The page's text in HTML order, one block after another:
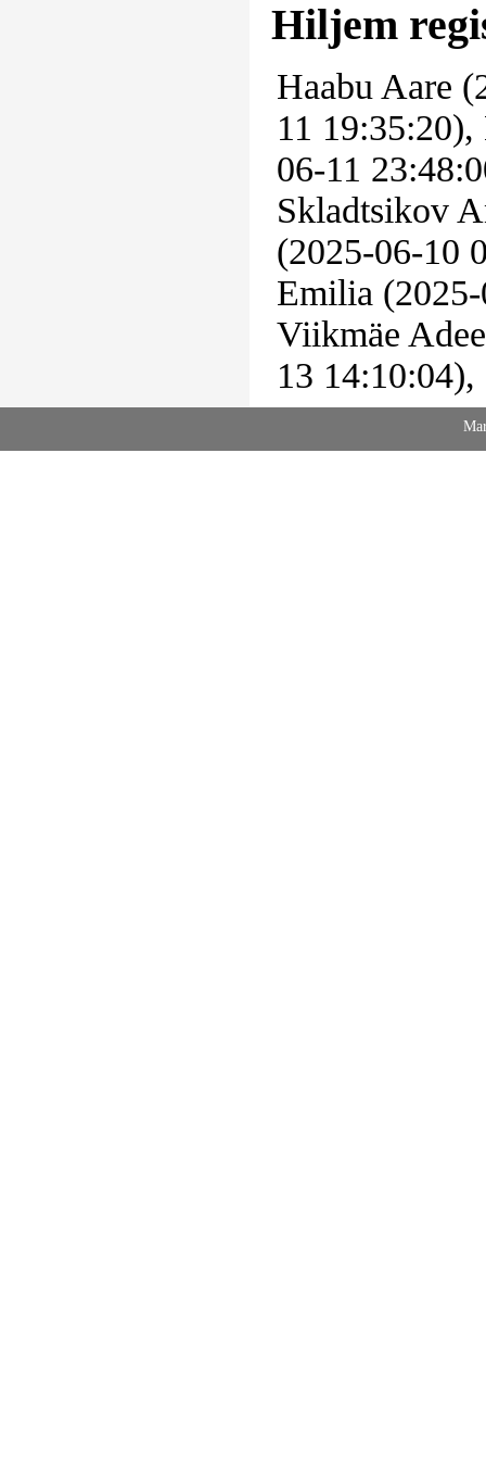
Hiljem
Haabu Aare
11
06-11
Skladtsikov
(2025-06-10
Emilia
Viikmäe
13 14:10:04),